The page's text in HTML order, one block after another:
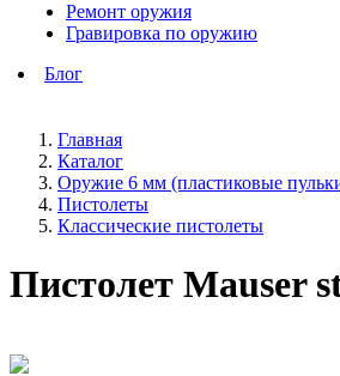
Ремонт оружия
Гравировка по оружию
Блог
Главная
Каталог
Оружие 6 мм (пластиковые
Пистолеты
Классические пистолеты
Пистолет Mauser